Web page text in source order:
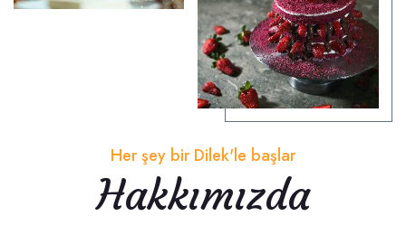
Her şey bir Dilek'le başlar
Hakkımızda